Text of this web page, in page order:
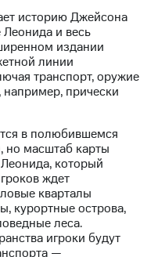
историю Джейсона
и весь
издании
линии
транспорт, оружие
прически
в полюбившемся
но масштаб карты
который
ждет
кварталы
курортные острова,
леса.
игроки будут
—